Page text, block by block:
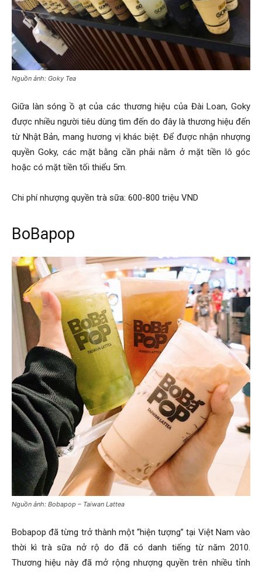
Nguồn ảnh: Goky Tea
Giữa làn sóng ồ ạt của các thương hiệu của Đài Loan, Goky
được nhiều người tiêu dùng tìm đến do đây là thương hiệu đến
từ Nhật Bản, mang hương vị khác biệt. Để được nhận nhượng
quyền Goky, các mặt bằng cần phải nằm ở mặt tiền lô góc
hoặc có mặt tiền tối thiểu 5m.
Chi phí nhượng quyền trà sữa: 600-800 triệu VND
BoBapop
Nguồn ảnh: Bobapop – Taiwan Lattea
Bobapop đã từng trở thành một “hiện tượng” tại Việt Nam vào
thời kì trà sữa nở rộ do đã có danh tiếng từ năm 2010.
Thương hiệu này đã mở rộng nhượng quyền trên nhiều tỉnh